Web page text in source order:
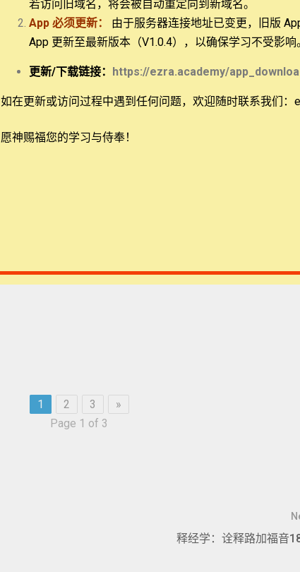
15:49
圣经处境化：学生讲演作业2 圣经处境化：学生讲演作业1
1 2 3
»
Page 1 of 3
释经学：诠释路加福音
若访问旧域名，将会被自动重定向到新域名。
App 必须更新：
由于服务器连接地址已变更，旧版
App 更新至最新版本（V1.0.4），以确保学习不受影响
更新/下载链接： https://ezra.academy/
如在更新或访问过程中遇到任何问题，欢迎随时联系我们：
愿神赐福您的学习与侍奉！